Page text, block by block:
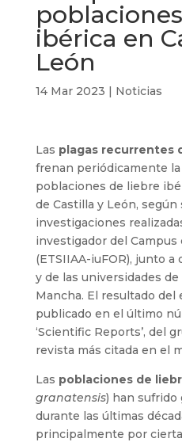
ibérica en
León
14 Mar 2023 | Noticias
Las plagas recurrentes
frenan periódicamente
poblaciones de liebre
de Castilla y León,
investigaciones
investigador del Campus
(ETSIIAA-iuFOR), junto
y de las universidades de
Mancha. El resultado del
publicado en el último
‘Scientific Reports’, del
revista más citada en el
Las poblaciones de
granatensis) han sufrido
durante las últimas
principalmente por